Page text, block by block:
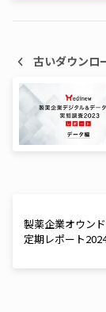
古いダウンロ
製薬企業オウン
定期レポート